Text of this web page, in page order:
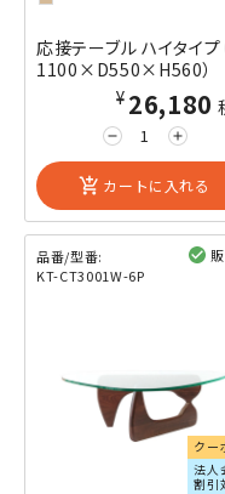
応接テーブル ハイタイプ
1100×D550×H560）
remove add
¥26,180
add_shopping_cart カートに入れる
品番/型番:
KT-CT3001W-6P
クー
法人
割引